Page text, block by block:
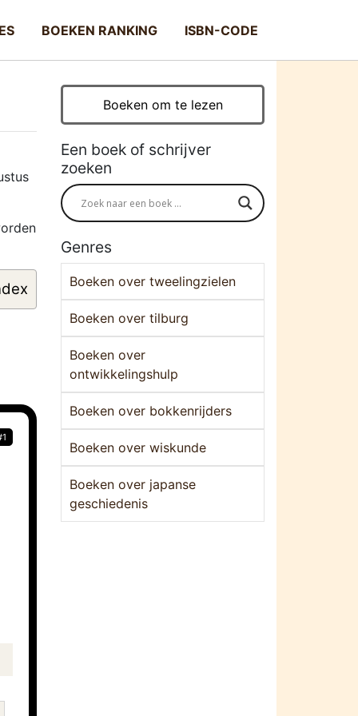
BOEKEN RANKING ISBN-CODE
Boeken om te lezen
Een boek of schrijver
zoeken
Genres
Boeken over tweelingzielen
Boeken over tilburg
Boeken over
ontwikkelingshulp
Boeken over bokkenrijders
Boeken over wiskunde
Boeken over japanse
geschiedenis